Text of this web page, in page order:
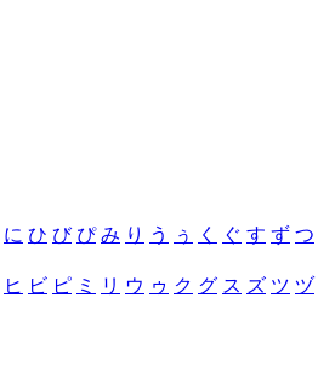
に ひ び ぴ み り う ぅ く ぐ す ず つ
ヒ ビ ピ ミ リ ウ ゥ ク グ ス ズ ツ ヅ